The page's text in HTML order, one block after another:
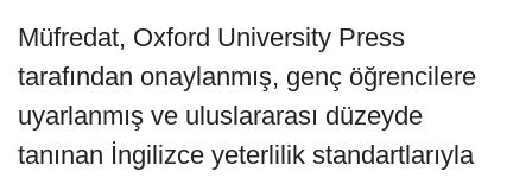
Müfredat, Oxford University Press
tarafından onaylanmış, genç öğrencilere
uyarlanmış ve uluslararası düzeyde
tanınan İngilizce yeterlilik standartlarıyla